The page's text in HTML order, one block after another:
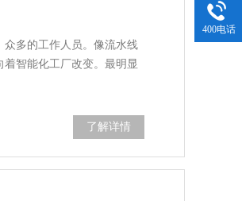
多的工作人员。像流水线
智能化工厂改变。最明显
了解详情
400电话